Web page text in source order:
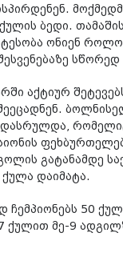
ბედი.
ონიენ
აქტიურ
შეეცადნენ.
გატანამდე
ქულა დაიმატა.
ჩემპიონებს 50
ქულით მე-9